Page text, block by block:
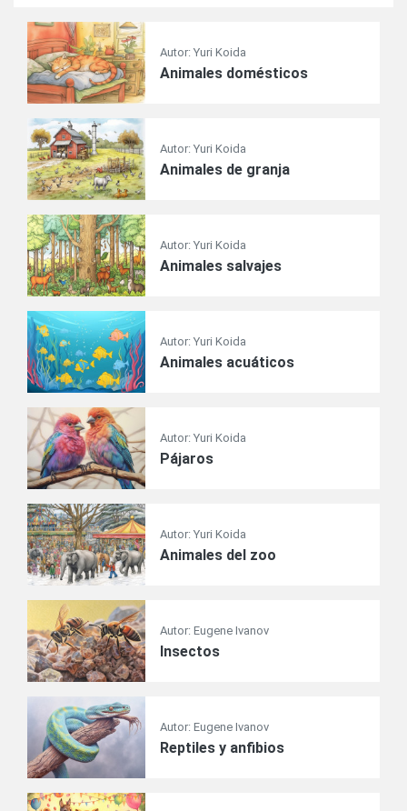
Autor: Yuri Koida
Animales domésticos
Autor: Yuri Koida
Animales de granja
Autor: Yuri Koida
Animales salvajes
Autor: Yuri Koida
Animales acuáticos
Autor: Yuri Koida
Pájaros
Autor: Yuri Koida
Animales del zoo
Autor: Eugene Ivanov
Insectos
Autor: Eugene Ivanov
Reptiles y anfibios